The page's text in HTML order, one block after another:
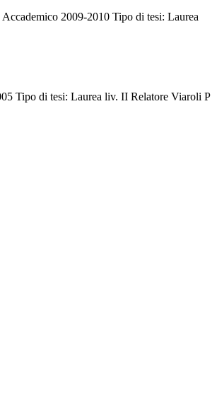
2009-2010 Tipo di tesi: Laurea
Tipo di tesi: Laurea liv. II Relatore Viaroli P